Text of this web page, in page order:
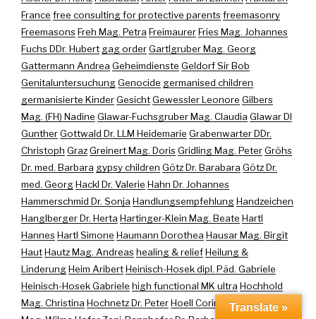
France free consulting for protective parentsfreemasonry
FreemasonsFreh Mag. Petra FreimaurerFries Mag. Johannes
Fuchs DDr. Hubert gag orderGartlgruber Mag. Georg
Gattermann Andrea Geheimdienste Geldorf Sir Bob
GenitaluntersuchungGenocide germanised children
germanisierte KinderGesichtGewessler Leonore Gilbers
Mag. (FH) Nadine Glawar-Fuchsgruber Mag. Claudia Glawar DI
GuntherGottwald Dr. LLM Heidemarie Grabenwarter DDr.
Christoph GrazGreinert Mag. DorisGridling Mag. PeterGröhs
Dr. med. Barbara gypsy children Götz Dr. Barabara Götz Dr.
med. GeorgHackl Dr. Valerie Hahn Dr. Johannes
Hammerschmid Dr. Sonja HandlungsempfehlungHandzeichen
Hanglberger Dr. Herta Hartinger-Klein Mag. Beate Hartl
HannesHartl Simone Haumann Dorothea Hausar Mag. Birgit
HautHautz Mag. Andreashealing & reliefHeilung &
LinderungHeim AribertHeinisch-Hosek dipl. Päd. Gabriele
Heinisch-Hosek Gabriele high functional MK ultra Hochhold
Mag. Christina Hochnetz Dr. PeterHoell CorinnaHofbauer
Translate »